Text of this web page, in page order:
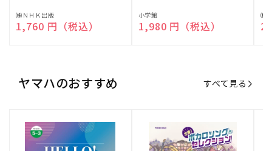
販
売
㈱ＮＨＫ出版
通常価格
1,760 円（税込）
販
売
小学館
通常価格
1,980 円（税込）
販
売
㈱
ヤマハのおすすめ すべて見る